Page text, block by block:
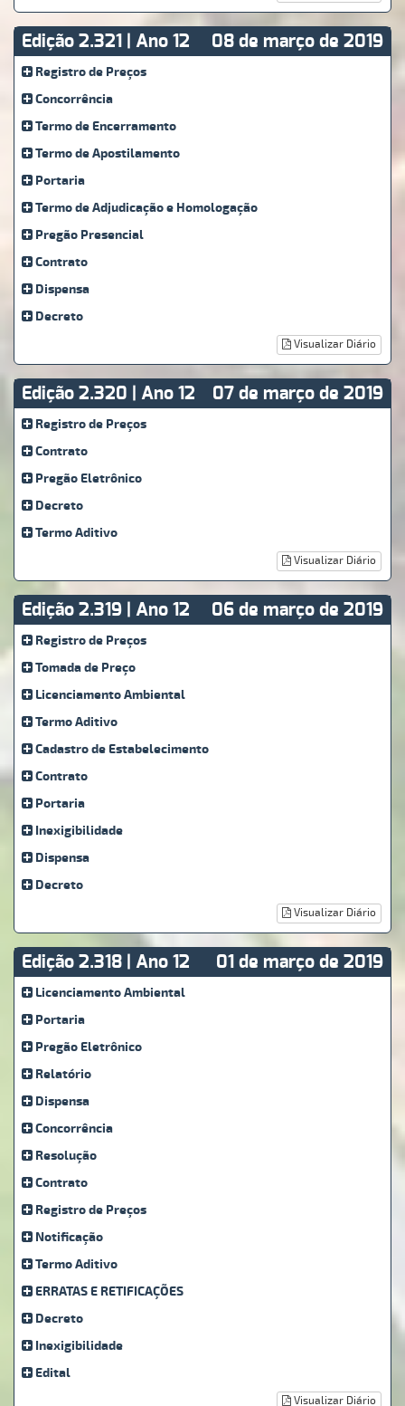
Edição 2.321 | Ano 12 08 de março de 2019
Registro de Preços
Concorrência
Termo de Encerramento
Termo de Apostilamento
Portaria
Termo de Adjudicação e Homologação
Pregão Presencial
Contrato
Dispensa
Decreto
Visualizar Diário
Edição 2.320 | Ano 12 07 de março de 2019
Registro de Preços
Contrato
Pregão Eletrônico
Decreto
Termo Aditivo
Visualizar Diário
Edição 2.319 | Ano 12 06 de março de 2019
Registro de Preços
Tomada de Preço
Licenciamento Ambiental
Termo Aditivo
Cadastro de Estabelecimento
Contrato
Portaria
Inexigibilidade
Dispensa
Decreto
Visualizar Diário
Edição 2.318 | Ano 12 01 de março de 2019
Licenciamento Ambiental
Portaria
Pregão Eletrônico
Relatório
Dispensa
Concorrência
Resolução
Contrato
Registro de Preços
Notificação
Termo Aditivo
ERRATAS E RETIFICAÇÕES
Decreto
Inexigibilidade
Edital
Visualizar Diário